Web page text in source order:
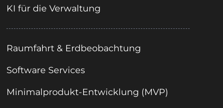
KI für die Verwaltung
Raumfahrt & Erdbeobachtung
Software Services
Minimalprodukt-Entwicklung (MVP)